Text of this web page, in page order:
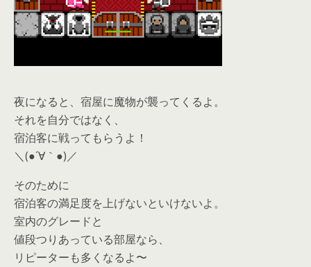
夜になると、宿屋に魔物が襲ってくるよ。
それを自分ではなく、
宿泊客に戦ってもらうよ！
＼(●´∀｀●)／
そのために
宿泊客の満足度を上げないといけないよ。
室内のグレードと
値段つりあっている部屋なら、
リピーターも多くなるよ〜